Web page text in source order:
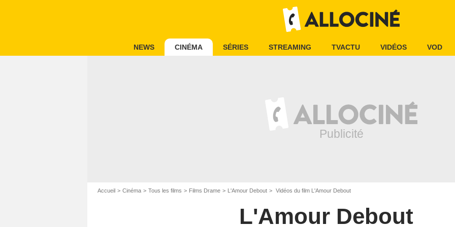
NEWS CINÉMA SÉRIES STREAMING TVACTU VIDÉOS VOD
Accueil Cinéma Tous les films Films Drame L'Amour Debout Vidéos du film L'Amour Debout
L'Amour Debout